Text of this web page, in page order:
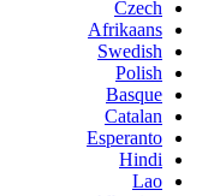
Czech
Afrikaans
Swedish
Polish
Basque
Catalan
Esperanto
Hindi
Lao